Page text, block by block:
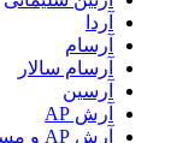
آردا
آرسام
آرسام سالار
آرسین
آرش AP
آرش AP و مسیح